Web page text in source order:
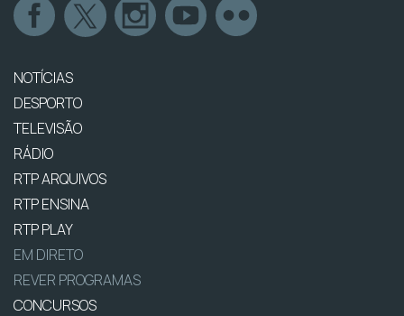
NOTÍCIAS
DESPORTO
TELEVISÃO
RÁDIO
RTP ARQUIVOS
RTP ENSINA
RTP PLAY
EM DIRETO
REVER PROGRAMAS
CONCURSOS